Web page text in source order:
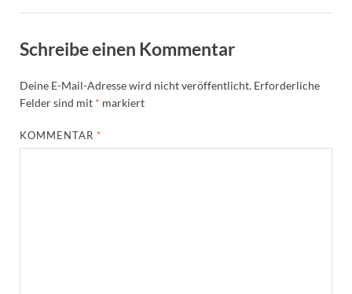
Schreibe einen Kommentar
Deine E-Mail-Adresse wird nicht veröffentlicht. Erforderliche
Felder sind mit * markiert
KOMMENTAR *